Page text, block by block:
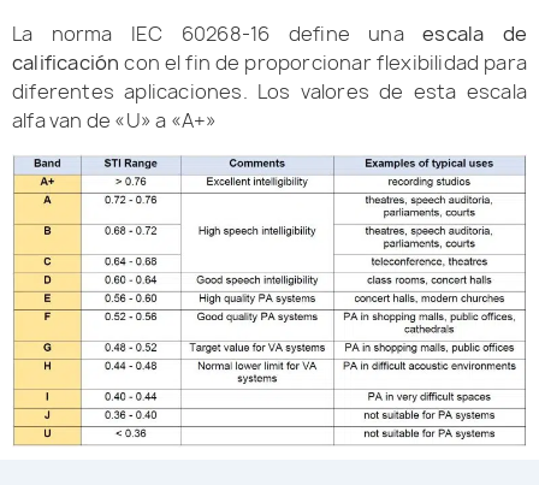
La norma IEC 60268-16 define unaescala de
calificación con el fin de proporcionar flexibilidad para
diferentes aplicaciones. Los valores de esta escala
alfa van de «U» a «A+»